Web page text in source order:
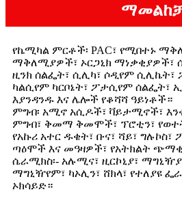
የኬሚካል ምርቶች፡ PAC፣ የሚበተኑ
ማቅለሚያዎች፣ ኦርጋኒክ ማነቃቂያዎች፣
ዚንክ ሰልፌት፣ ሲሊካ፣ ሶዲየም
ካልሲየም ካርቦኔት፣ ፖታሲየም ሰልፌት፣
እያንዳንዱ እና ሌሎች የቆሻሻ ዓይነቶች።
ምግብ፡ አሚኖ አሲዶች፣ ቫይታሚኖች፣
ምግብ፣ ቅመማ ቅመሞች፣ ፕሮቲን፣
የአኩሪ አተር ዱቄት፣ ቡና፣ ሻይ፣ ግሉኮስ፣
ጣዕሞች እና መዓዛዎች፣ የአትክልት
ሴራሚክስ፡- አሉሚና፣ ዚርኮኒያ፣
ማግኒዥየም፣ ካኦሊን፣ ሸክላ፣ የተለያዩ
ኦክሳይድ።